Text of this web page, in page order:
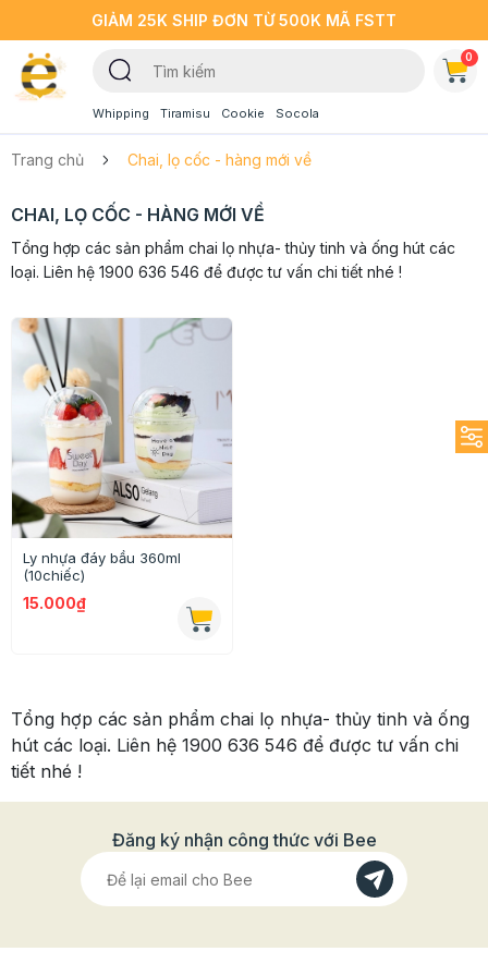
GIẢM 25K SHIP ĐƠN TỪ 500K MÃ FSTT
Whipping Tiramisu Cookie Socola
0
Trang chủ Chai, lọ cốc - hàng mới về
CHAI, LỌ CỐC - HÀNG MỚI VỀ
Tổng hợp các sản phẩm chai lọ nhựa- thủy tinh và ống hút các
loại. Liên hệ 1900 636 546 để được tư vấn chi tiết nhé !
Ly nhựa đáy bầu 360ml
(10chiếc)
15.000₫
Tổng hợp các sản phẩm chai lọ nhựa- thủy tinh và ống
hút các loại. Liên hệ 1900 636 546 để được tư vấn chi
tiết nhé !
Đăng ký nhận công thức với Bee